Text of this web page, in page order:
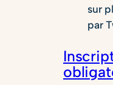
sur
par